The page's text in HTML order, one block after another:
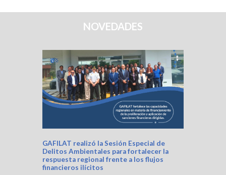
NOVEDADES
GAFILAT realizó la Sesión Especial de
Delitos Ambientales para fortalecer la
respuesta regional frente a los flujos
financieros ilícitos